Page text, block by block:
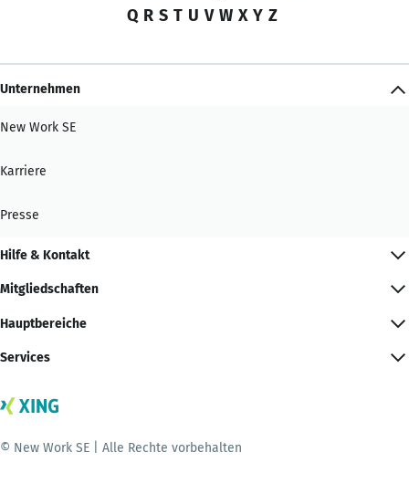
Q R S T U V W X Y Z
Unternehmen
New Work SE
Karriere
Presse
Hilfe & Kontakt
Mitgliedschaften
Hauptbereiche
Services
© New Work SE | Alle Rechte vorbehalten